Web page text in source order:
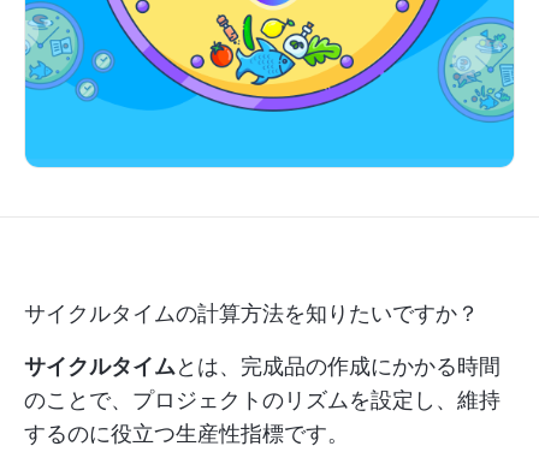
サイクルタイムの計算方法を知りたいですか？
サイクルタイムとは、完成品の作成にかかる時間
のことで、プロジェクトのリズムを設定し、維持
するのに役立つ生産性指標です。